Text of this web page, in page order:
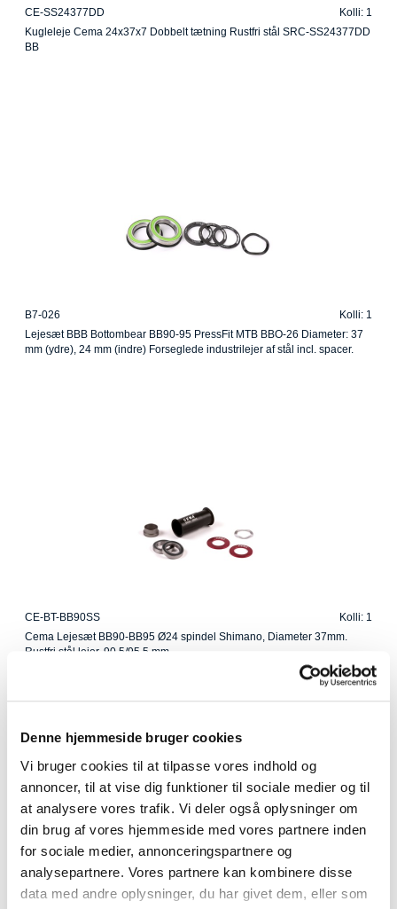
Denne hjemmeside bruger cookies
Vi bruger cookies til at tilpasse vores indhold og
annoncer, til at vise dig funktioner til sociale medier og til
at analysere vores trafik. Vi deler også oplysninger om
din brug af vores hjemmeside med vores partnere inden
for sociale medier, annonceringspartnere og
analysepartnere. Vores partnere kan kombinere disse
data med andre oplysninger, du har givet dem, eller som
CE-SS24377DD
Kolli: 1
Kugleleje Cema 24x37x7 Dobbelt tætning Rustfri stål SRC-SS24377DD
BB
B7-026
Kolli: 1
Lejesæt BBB Bottombear BB90-95 PressFit MTB BBO-26 Diameter: 37
mm (ydre), 24 mm (indre) Forseglede industrilejer af stål incl. spacer.
CE-BT-BB90SS
Kolli: 1
Cema Lejesæt BB90-BB95 Ø24 spindel Shimano, Diameter 37mm.
Rustfri stål lejer, 90,5/95,5 mm.